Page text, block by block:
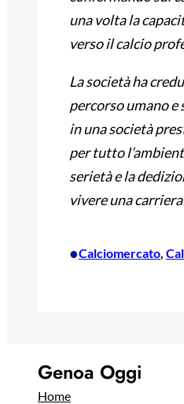
una volta la
verso il calcio
La società ha
percorso umano
in una società
per tutto
serietà e la
vivere una
•Calciomercato,
Genoa Oggi
Home